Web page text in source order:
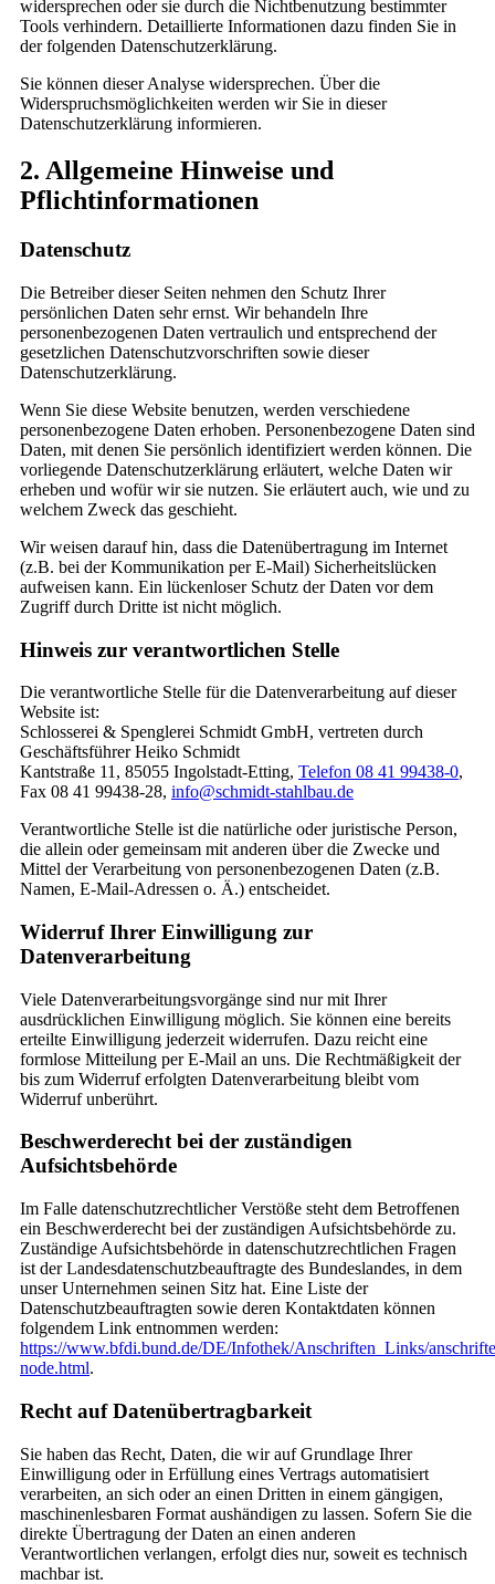
widersprechen oder sie durch die Nichtbenutzung bestimmter
Tools verhindern. Detaillierte Informationen dazu finden Sie in
der folgenden Datenschutzerklärung.
Sie können dieser Analyse widersprechen. Über die
Widerspruchsmöglichkeiten werden wir Sie in dieser
Datenschutzerklärung informieren.
2. Allgemeine Hinweise und
Pflichtinformationen
Datenschutz
Die Betreiber dieser Seiten nehmen den Schutz Ihrer
persönlichen Daten sehr ernst. Wir behandeln Ihre
personenbezogenen Daten vertraulich und entsprechend der
gesetzlichen Datenschutzvorschriften sowie dieser
Datenschutzerklärung.
Wenn Sie diese Website benutzen, werden verschiedene
personenbezogene Daten erhoben. Personenbezogene Daten sind
Daten, mit denen Sie persönlich identifiziert werden können. Die
vorliegende Datenschutzerklärung erläutert, welche Daten wir
erheben und wofür wir sie nutzen. Sie erläutert auch, wie und zu
welchem Zweck das geschieht.
Wir weisen darauf hin, dass die Datenübertragung im Internet
(z.B. bei der Kommunikation per E-Mail) Sicherheitslücken
aufweisen kann. Ein lückenloser Schutz der Daten vor dem
Zugriff durch Dritte ist nicht möglich.
Hinweis zur verantwortlichen Stelle
Die verantwortliche Stelle für die Datenverarbeitung auf dieser
Website ist:
Schlosserei & Spenglerei Schmidt GmbH, vertreten durch
Geschäftsführer Heiko Schmidt
Kantstraße 11, 85055 Ingolstadt-Etting, Telefon 08 41 99438-0,
Fax 08 41 99438-28, info@schmidt-stahlbau.de
Verantwortliche Stelle ist die natürliche oder juristische Person,
die allein oder gemeinsam mit anderen über die Zwecke und
Mittel der Verarbeitung von personenbezogenen Daten (z.B.
Namen, E-Mail-Adressen o. Ä.) entscheidet.
Widerruf Ihrer Einwilligung zur
Datenverarbeitung
Viele Datenverarbeitungsvorgänge sind nur mit Ihrer
ausdrücklichen Einwilligung möglich. Sie können eine bereits
erteilte Einwilligung jederzeit widerrufen. Dazu reicht eine
formlose Mitteilung per E-Mail an uns. Die Rechtmäßigkeit der
bis zum Widerruf erfolgten Datenverarbeitung bleibt vom
Widerruf unberührt.
Beschwerderecht bei der zuständigen
Aufsichtsbehörde
Im Falle datenschutzrechtlicher Verstöße steht dem Betroffenen
ein Beschwerderecht bei der zuständigen Aufsichtsbehörde zu.
Zuständige Aufsichtsbehörde in datenschutzrechtlichen Fragen
ist der Landesdatenschutzbeauftragte des Bundeslandes, in dem
unser Unternehmen seinen Sitz hat. Eine Liste der
Datenschutzbeauftragten sowie deren Kontaktdaten können
folgendem Link entnommen werden:
https://www.bfdi.bund.de/DE/Infothek/Anschriften_Links/
node.html.
Recht auf Datenübertragbarkeit
Sie haben das Recht, Daten, die wir auf Grundlage Ihrer
Einwilligung oder in Erfüllung eines Vertrags automatisiert
verarbeiten, an sich oder an einen Dritten in einem gängigen,
maschinenlesbaren Format aushändigen zu lassen. Sofern Sie die
direkte Übertragung der Daten an einen anderen
Verantwortlichen verlangen, erfolgt dies nur, soweit es technisch
machbar ist.